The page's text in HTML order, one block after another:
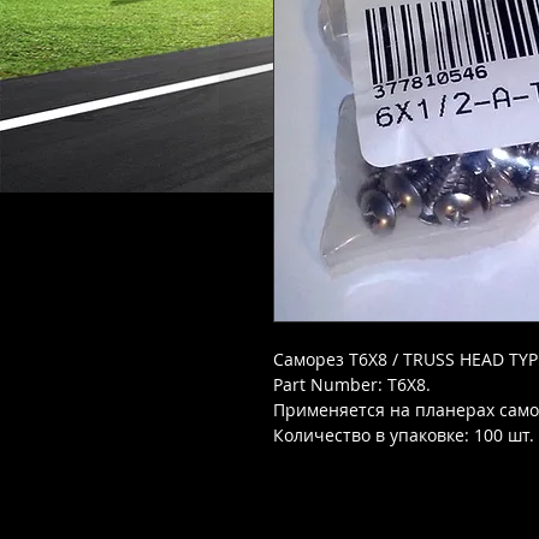
Саморез T6X8 / TRUSS HEAD
Part Number: T6X8.
Применяется на планерах
Количество в упаковке: 100 шт.